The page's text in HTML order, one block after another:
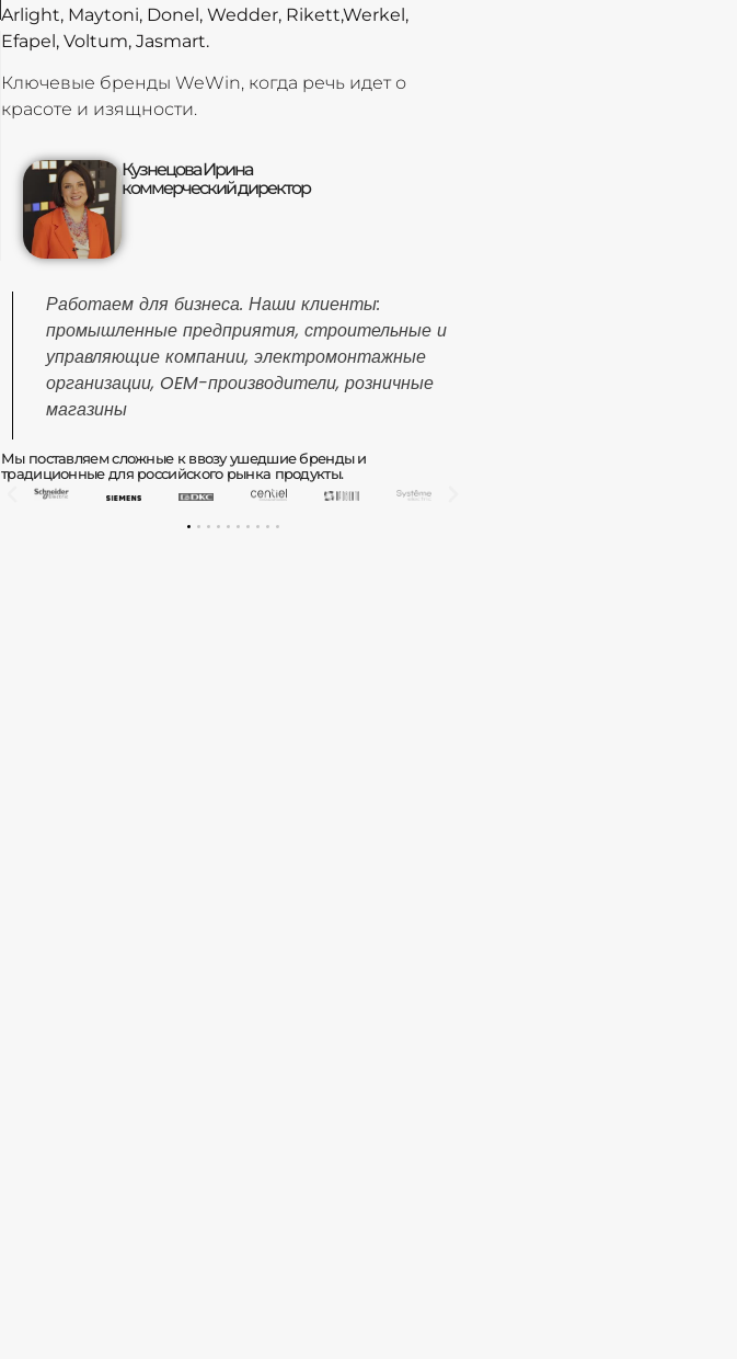
Arlight, Maytoni, Donel, Wedder, Rikett,Werkel,
Efapel, Voltum, Jasmart.
Ключевые бренды WeWin, когда речь идет о
красоте и изящности.
Кузнецова Ирина
коммерческий директор
Работаем для бизнеса. Наши клиенты:
промышленные предприятия, строительные и
управляющие компании, электромонтажные
организации, OEM-производители, розничные
магазины
Мы поставляем сложные к ввозу ушедшие бренды и
традиционные для российского рынка продукты.